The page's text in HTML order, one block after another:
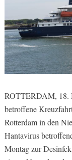
ROTTERDAM, 18.
betroffene
Rotterdam in den
Hantavirus
Montag zur